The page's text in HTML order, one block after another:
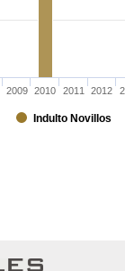
Indulto Novillos
2009 2010 2011 2012